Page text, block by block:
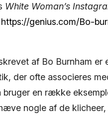
White Woman’s
https://genius.com/Bo-
af Bo Burnham
der ofte associeres
bruger en række
nogle af de